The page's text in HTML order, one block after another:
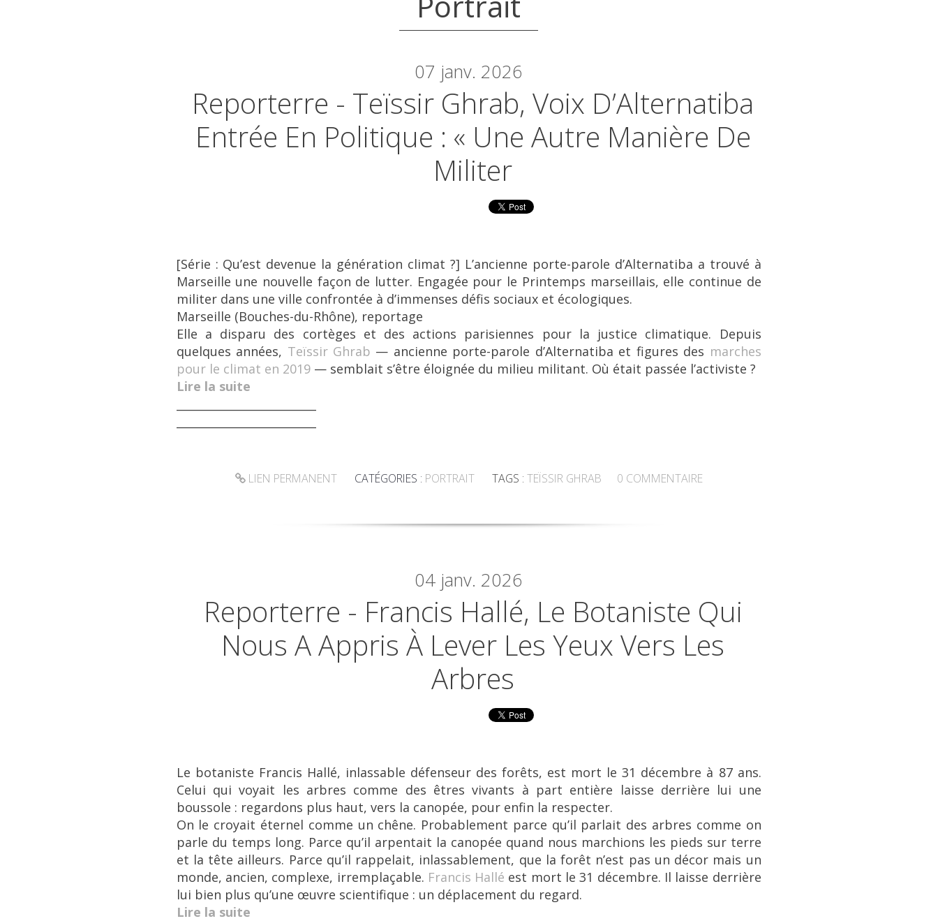
07 janv. 2026
Reporterre - Teïssir Ghrab, Voix D’Alternatiba
Entrée En Politique : « Une Autre Manière De
Militer
[Série : Qu’est devenue la génération climat ?] L’ancienne porte-parole d’Alternatiba a trouvé à
Marseille une nouvelle façon de lutter. Engagée pour le Printemps marseillais, elle continue de
militer dans une ville confrontée à d’immenses défis sociaux et écologiques.
Marseille (Bouches-du-Rhône), reportage
Elle a disparu des cortèges et des actions parisiennes pour la justice climatique. Depuis
quelques années, Teïssir Ghrab — ancienne porte-parole d’Alternatiba et figures des marches
pour le climat en 2019— semblait s’être éloignée du milieu militant. Où était passée l’activiste ?
Lire la suite
LIEN PERMANENT CATÉGORIES : PORTRAIT TAGS :TEÏSSIR GHRAB 0 COMMENTAIRE
04 janv. 2026
Reporterre - Francis Hallé, Le Botaniste Qui
Nous A Appris À Lever Les Yeux Vers Les
Arbres
Le botaniste Francis Hallé, inlassable défenseur des forêts, est mort le 31 décembre à 87 ans.
Celui qui voyait les arbres comme des êtres vivants à part entière laisse derrière lui une
boussole : regardons plus haut, vers la canopée, pour enfin la respecter.
On le croyait éternel comme un chêne. Probablement parce qu’il parlait des arbres comme on
parle du temps long. Parce qu’il arpentait la canopée quand nous marchions les pieds sur terre
et la tête ailleurs. Parce qu’il rappelait, inlassablement, que la forêt n’est pas un décor mais un
monde, ancien, complexe, irremplaçable. Francis Hallé est mort le 31 décembre. Il laisse derrière
lui bien plus qu’une œuvre scientifique : un déplacement du regard.
Lire la suite